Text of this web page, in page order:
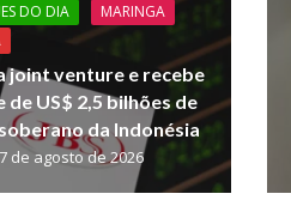
DO DIA
MARINGA
joint venture e recebe
US$ 2,5 bilhões de
da Indonésia
7 de agosto de 2026